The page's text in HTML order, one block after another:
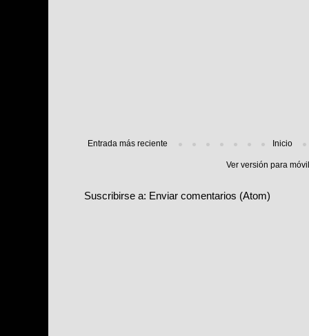
Entrada más reciente Inicio
Ver versión para
Suscribirse a: Enviar comentarios (Atom)